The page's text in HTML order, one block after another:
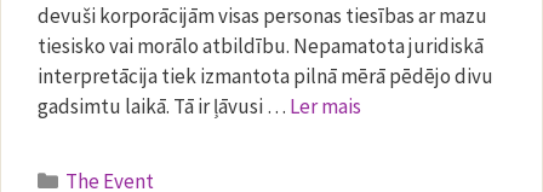
devuši korporācijām visas personas tiesības ar mazu
tiesisko vai morālo atbildību. Nepamatota juridiskā
interpretācija tiek izmantota pilnā mērā pēdējo divu
gadsimtu laikā. Tā ir ļāvusi … Ler mais
Categories
The Event